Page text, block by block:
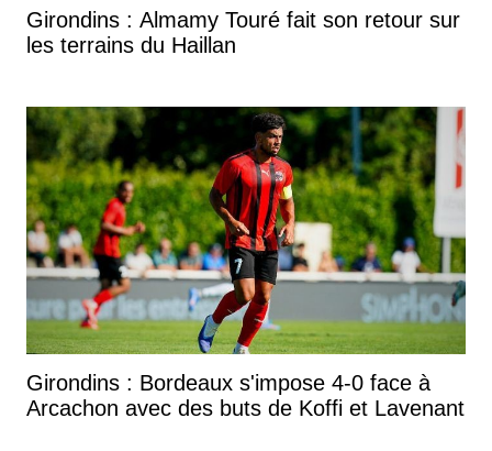
Girondins : Almamy Touré fait son retour sur
les terrains du Haillan
Girondins : Bordeaux s'impose 4-0 face à
Arcachon avec des buts de Koffi et Lavenant